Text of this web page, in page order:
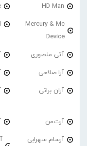
HD Man
Mercury & Mc
Device
آتی منصوری
آرا صلاحی
آران براتی
آرت‌من
آرسام سهرابی